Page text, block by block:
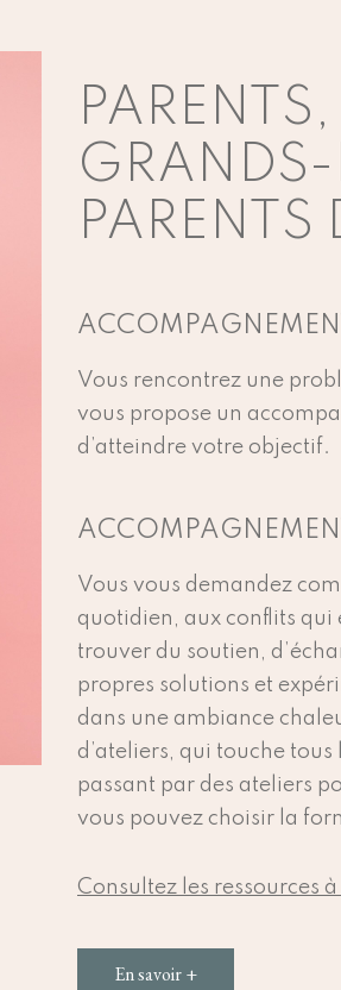
PARENTS,
GRANDS-
PARENTS
Vous rencontrez une
vous propose un
d’atteindre votre objectif.
Vous vous demandez
quotidien, aux conflits qui
trouver du soutien,
propres solutions et
dans une ambiance
d’ateliers, qui touche
passant par des ateliers
vous pouvez choisir la
Consultez les ressources
En savoir +